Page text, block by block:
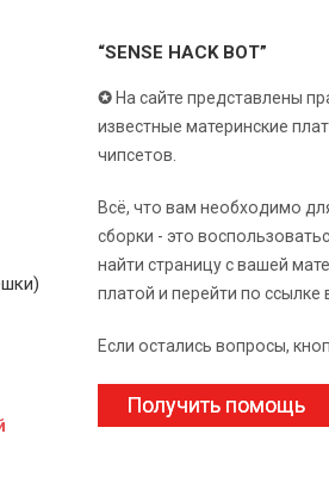
“SENSE HACK BOT”
✪ На сайте представлены
известные материнские
чипсетов.
Всё, что вам необходимо
сборки - это
найти страницу с вашей
платой и перейти по ссылке
Если остались вопросы,
Получить помощь